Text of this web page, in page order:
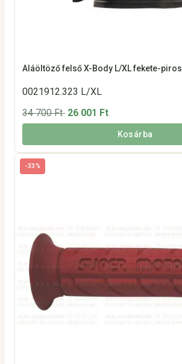
Aláöltöző felső X-Body L/XL fekete-piros
0021912.323 L/XL
34 700 Ft 26 001 Ft
Kosárba
-33%